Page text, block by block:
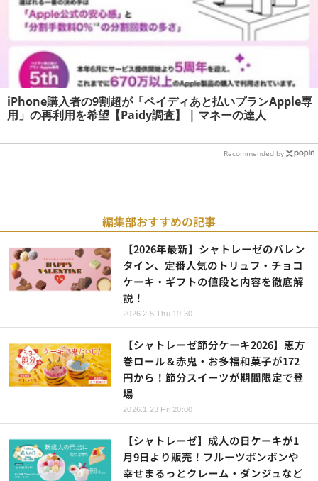
iPhone購入者の9割超が「ペイディあと払いプランApple専
用」の再利用を希望【Paidy調査】 | マネーの達人
Recommended by
編集部おすすめの記事
【2026年最新】シャトレーゼのバレン
タイン、定番人気のトリュフ・チョコ
ケーキ・ギフトの値段と内容を徹底解
説！
2026.2.5 Thu 19:30
【シャトレーゼ節分ケーキ2026】恵方
巻ロール＆赤鬼・お多福和菓子が172
円から！節分スイーツが期間限定で登
場
2026.1.23 Fri 20:00
【シャトレーゼ】成人の日ケーキが1
月9日より販売！フルーツボンボンや
幸せまるっとクレーム・ダンジュなど